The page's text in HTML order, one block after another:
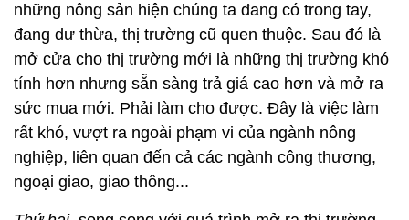
những nông sản hiện chúng ta đang có trong tay,
đang dư thừa, thị trường cũ quen thuộc. Sau đó là
mở cửa cho thị trường mới là những thị trường khó
tính hơn nhưng sẵn sàng trả giá cao hơn và mở ra
sức mua mới. Phải làm cho được. Đây là việc làm
rất khó, vượt ra ngoài phạm vi của ngành nông
nghiệp, liên quan đến cả các ngành công thương,
ngoại giao, giao thông...